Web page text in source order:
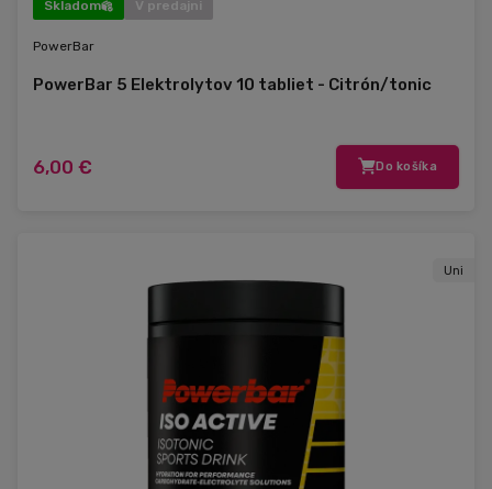
Skladom V predajni
PowerBar
PowerBar 5 Elektrolytov 10 tabliet - Citrón/tonic
6,00 € Do košíka
Uni